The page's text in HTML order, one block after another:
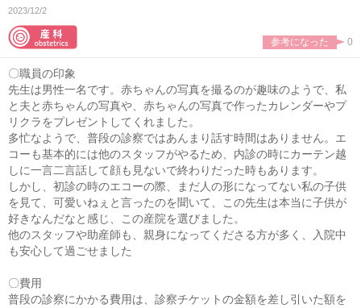
2023/12/2
参考になった 0
〇職員の印象
先生は男性一名です。赤ちゃんの写真を撮るのが趣味のようで、私
と夫と赤ちゃんの写真や、赤ちゃんの写真で作ったカレンダーやプ
リクラをプレゼントしてくれました。
多忙なようで、普段の診察ではあんまり話す時間はありません。エ
コーも基本的には他のスタッフがやるため、内診の時にカーテン越
しに一言二言話して顔も見ないで終わりだった時もあります。
しかし、初診の時のエコーの際、まだ人の形になってない私の子供
を見て、可愛いねぇと言ったのを聞いて、この先生は本当に子供が
好きなんだなと感じ、この産院を選びました。
他のスタッフや助産師も、親身になってくださる方が多く、入院中
も安心して過ごせました
〇費用
普段の診察にかかる費用は、診察チケットの金額を差し引いた額を